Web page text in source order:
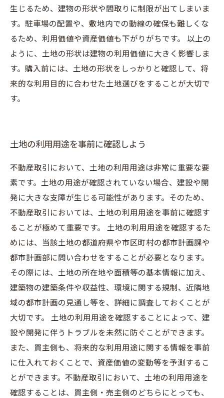
生じるため、建物の形状や間取りに制限が出てしまいま
す。駐車場の配置や、敷地内での動線の確保も難しくな
るため、利用価値や資産価値も下がりがちです。 以上の
ように、土地の形状は建物の利用価値に大きく影響しま
す。購入前には、土地の形状をしっかりと確認して、将
来的な利用目的に合わせた土地選びをすることが大切で
す。
土地の利用用途を事前に確認しよう
不動産取引において、土地の利用用途は非常に重要な要
素です。土地の用途が確認されていない場合、建設や開
発に大きな支障が生じる可能性があります。そのため、
不動産取引においては、土地の利用用途を事前に確認す
ることが極めて重要です。 土地の利用用途を確認するた
めには、当該土地の都道府県や市区町村の都市計画課や
都市計画部に問い合わせをすることが必要となります。
その際には、土地の所在地や面積等の基本情報に加え、
建築物の建築条件や収益性、環境に関する規制、近隣地
域の都市計画の見通し等を、詳細に調査しておくことが
大切です。 土地の利用用途を確認することによって、建
設や開発に伴うトラブルを未然に防ぐことができます。
また、買主側も、将来的な利用用途に関する情報を事前
に仕入れておくことで、資産価値の変動等を予測するこ
とができます。不動産取引において、土地の利用用途を
確認することは、買主側・売主側のどちらにとっても、